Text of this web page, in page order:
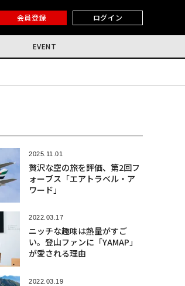
会員登録 ログイン
EVENT
2025.11.01
贅沢な空の旅を評価、第2回フ
ォーブス「エアトラベル・ア
ワード」
2022.03.17
ニッチな趣味は熱量がすご
い。登山ファンに「YAMAP」
が愛される理由
2022.03.19